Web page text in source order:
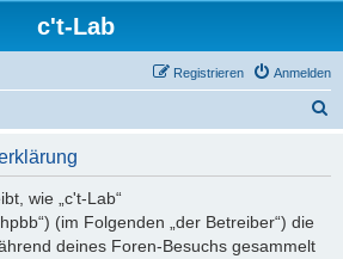
c't-Lab
Anmelden
Registrieren
wie „c't-Lab“
(im Folgenden „der Betreiber“) die
deines Foren-Besuchs gesammelt